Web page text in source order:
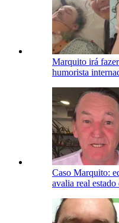
Marquito irá
humorista
Caso Marquito:
avalia real